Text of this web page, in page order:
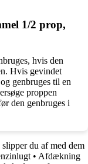
1/2 prop,
hvis den
Hvis gevindet
genbruges til en
proppen
den genbruges i
du af med dem
• Afdækning